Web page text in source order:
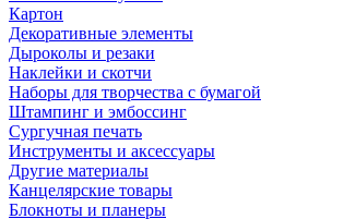
Картон
Декоративные элементы
Дыроколы и резаки
Наклейки и скотчи
Наборы для творчества с бумагой
Штампинг и эмбоссинг
Сургучная печать
Инструменты и аксессуары
Другие материалы
Канцелярские товары
Блокноты и планеры